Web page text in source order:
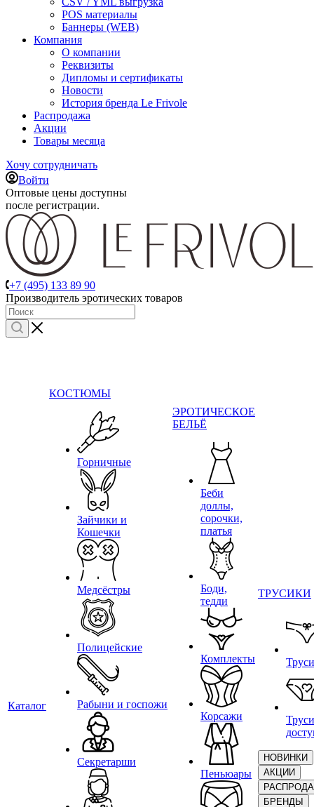
POS материалы
Баннеры (WEB)
Компания
О компании
Реквизиты
Дипломы и сертификаты
Новости
История бренда Le Frivole
Распродажа
Акции
Товары месяца
Хочу сотрудничать
Войти
Оптовые цены доступны
после регистрации.
+7 (495) 133 89 90
Производитель эротических товаров
Каталог
КОСТЮМЫ
Горничные
Зайчики и
Кошечки
Медсёстры
Полицейские
Рабыни и госпожи
Секретарши
ЭРОТИЧЕСКОЕ
БЕЛЬЁ
Беби
доллы,
сорочки,
платья
Боди,
тедди
Комплекты
Корсажи
Пеньюары
ТРУСИКИ
НОВИНКИ
АКЦИИ
БРЕНДЫ